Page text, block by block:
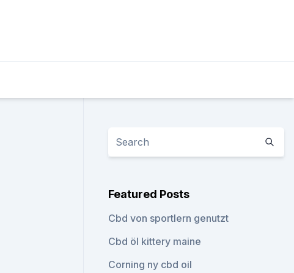
Featured Posts
Cbd von sportlern genutzt
Cbd öl kittery maine
Corning ny cbd oil